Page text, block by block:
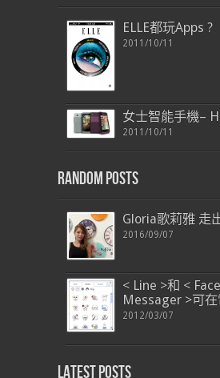
ELLE都玩Apps ?
2011/10/11
女士智能手機–
2011/10/11
Random Posts
Gloria歌莉雅 走
2016/09/07
< Line >和 <
Messager >可在
2012/03/07
Latest Posts